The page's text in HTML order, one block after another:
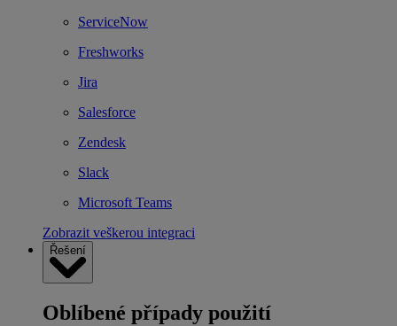
ServiceNow
Freshworks
Jira
Salesforce
Zendesk
Slack
Microsoft Teams
Zobrazit veškerou integraci
Řešení
Oblíbené případy použití